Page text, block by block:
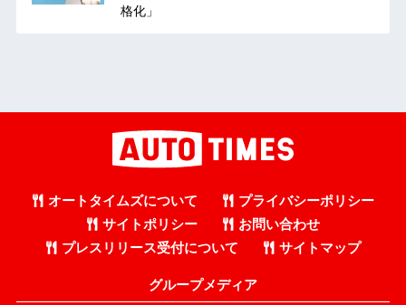
格化」
オートタイムズについて
プライバシーポリシー
サイトポリシー
お問い合わせ
プレスリリース受付について
サイトマップ
グループメディア